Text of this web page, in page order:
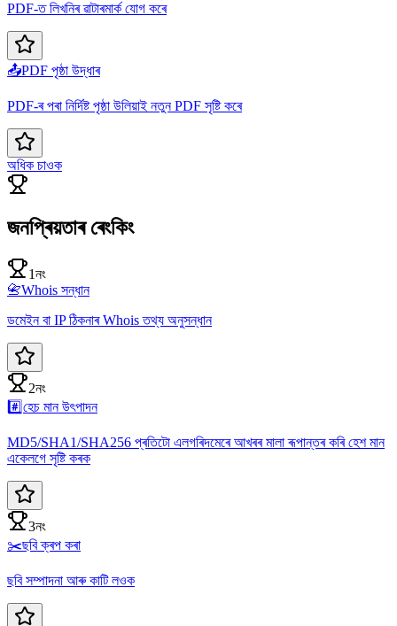
PDF-ত লিখনিৰ ৱাটাৰমাৰ্ক যোগ কৰে
📤PDF পৃষ্ঠা উদ্ধাৰ
PDF-ৰ পৰা নিৰ্দিষ্ট পৃষ্ঠা উলিয়াই নতুন PDF সৃষ্টি কৰে
অধিক চাওক
জনপ্ৰিয়তাৰ ৰেংকিং
1নং
📇Whois সন্ধান
ডমেইন বা IP ঠিকনাৰ Whois তথ্য অনুসন্ধান
2নং
#️⃣হেচ মান উৎপাদন
MD5/SHA1/SHA256 প্ৰতিটো এলগৰিদমেৰে আখৰৰ মালা ৰূপান্তৰ কৰি হেশ মান
একেলগে সৃষ্টি কৰক
3নং
✂️ছবি ক্ৰপ কৰা
ছবি সম্পাদনা আৰু কাটি লওক